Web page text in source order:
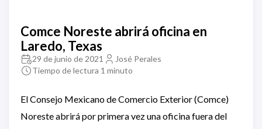
Comce Noreste abrirá oficina en
Laredo, Texas
29 de junio de 2021
José Perales
Tiempo de lectura 1 minuto
El Consejo Mexicano de Comercio Exterior (Comce)
Noreste abrirá por primera vez una oficina fuera del